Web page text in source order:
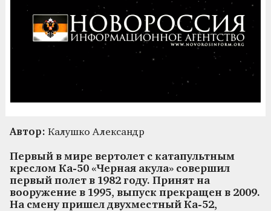
Автор: Калушко Александр
Первый в мире вертолет с катапультным
креслом Ка-50 «Черная акула» совершил
первый полет в 1982 году. Принят на
вооружение в 1995, выпуск прекращен в 2009.
На смену пришел двухместный Ка-52,